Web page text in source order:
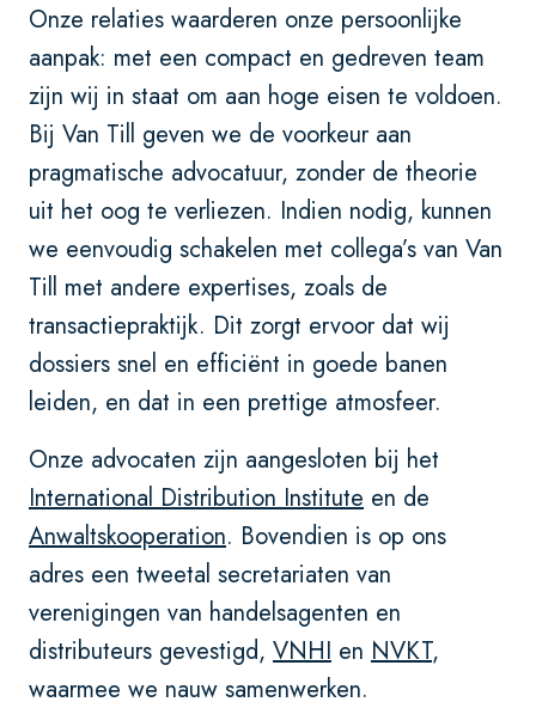
Onze relaties waarderen onze persoonlijke
aanpak: met een compact en gedreven team
zijn wij in staat om aan hoge eisen te voldoen.
Bij Van Till geven we de voorkeur aan
pragmatische advocatuur, zonder de theorie
uit het oog te verliezen. Indien nodig, kunnen
we eenvoudig schakelen met collega’s van Van
Till met andere expertises, zoals de
transactiepraktijk. Dit zorgt ervoor dat wij
dossiers snel en efficiënt in goede banen
leiden, en dat in een prettige atmosfeer.
Onze advocaten zijn aangesloten bij het
International Distribution Institute en de
Anwaltskooperation. Bovendien is op ons
adres een tweetal secretariaten van
verenigingen van handelsagenten en
distributeurs gevestigd, VNHI en NVKT,
waarmee we nauw samenwerken.